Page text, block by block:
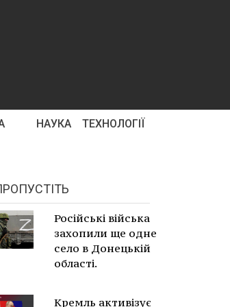
НАУКА ТЕХНОЛОГІЇ
Російські війська
захопили ще одне
село в Донецькій
області.
Кремль активізує